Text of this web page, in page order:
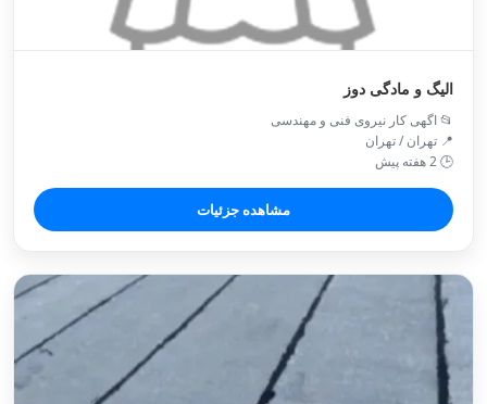
الیگ و مادگی دوز
📂 اگهی کار نیروی فنی و مهندسی
📍 تهران / تهران
🕒 2 هفته پیش
مشاهده جزئیات